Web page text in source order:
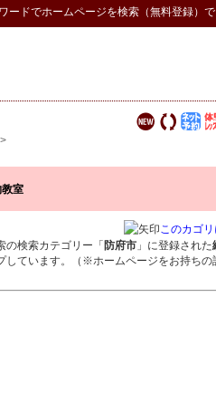
ードでホームページを検索（無料登録）で
>
室
このカゴ
の検索カテゴリー「 防府市 」に登録された
しています。（※ホームページをお持ちの